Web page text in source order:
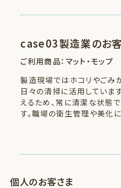
case03製造業のお
ご利用商品：マット・モップ
製造現場ではホコリやごみ
日々の清掃に活用していま
えるため、常に清潔な状態
す。職場の衛生管理や美化
個人のお客さま